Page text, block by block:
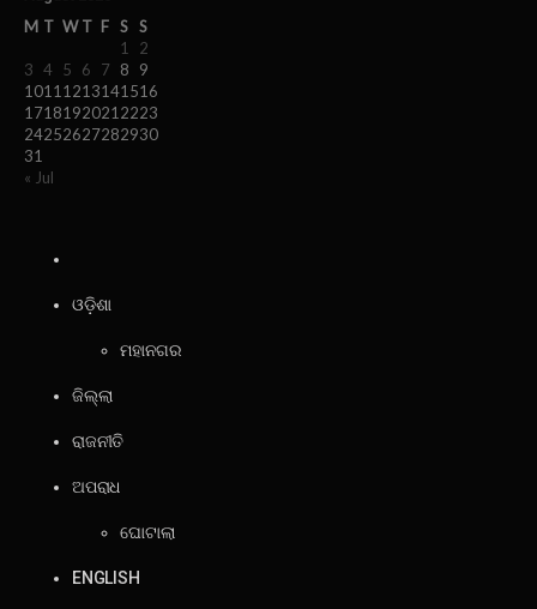
M T W T F S S
1
2
3 4 5 6 7 8
9
1011 1213141516
1718192021 2223
24252627282930
31
« Jul
ଓଡ଼ିଶା
ମହାନଗର
ଜିଲ୍ଲା
ରାଜନୀତି
ଅପରାଧ
ଘୋଟାଲା
ENGLISH